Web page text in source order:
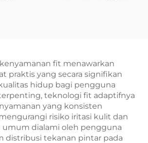
fit menawarkan
praktis yang secara signifikan
hidup bagi pengguna
teknologi fit adaptifnya
yang konsisten
risiko iritasi kulit dan
umum dialami oleh pengguna
distribusi tekanan pintar pada